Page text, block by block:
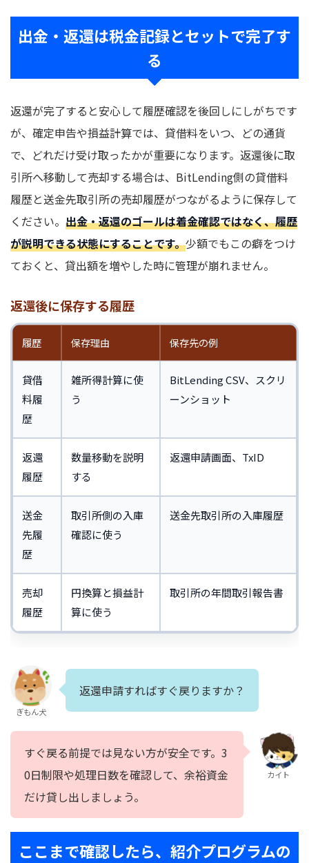
出金・返還は税金記録とセットで完了す
る
返還が完了すると安心して履歴確認を後回しにしがちです
が、確定申告や損益計算では、貸借料をいつ、どの通貨
で、どれだけ受け取ったかが重要になります。返還後に取
引所へ移動して売却する場合は、BitLending側の貸借料
履歴と送金先取引所の売却履歴がつながるように保存して
ください。 出金・返還のゴールは着金確認ではなく、履歴
が説明できる状態にすることです。少額でもこの癖をつけ
ておくと、貸出額を増やした時に管理が崩れません。
返還後に保存する履歴
履歴 保存理由 保存先の例
貸借
料履
歴
雑所得計算に使
う
BitLending CSV、スクリ
ーンショット
返還
履歴
数量移動を説明
する
返還申請画面、TxID
送金
先履
歴
取引所側の入庫
確認に使う
送金先取引所の入庫履歴
売却
履歴
円換算と損益計
算に使う
取引所の年間取引報告書
ぎもん犬
返還申請すればすぐ戻りますか？
すぐ戻る前提では見ない方が安全です。3
0日制限や処理日数を確認して、余裕資金
だけ貸し出しましょう。
カイト
ここまで確認したら、紹介プログラムの